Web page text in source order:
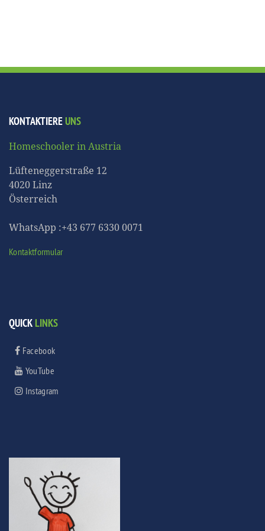
KONTAKTIEREUNS
Homeschooler in Austria
Lüfteneggerstraße 12
4020 Linz
Österreich
WhatsApp :+43 677 6330 0071
Kontaktformular
QUICKLINKS
Facebook
YouTube
Instagram